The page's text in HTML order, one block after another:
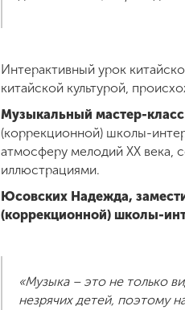
Интерактивный урок
китайской культурой,
Музыкальный мастер-
(коррекционной) школы-
атмосферу мелодий ХХ века,
иллюстрациями.
Юсовских Надежда,
(коррекционной) школы-
«Музыка – это не только
незрячих детей, поэтому